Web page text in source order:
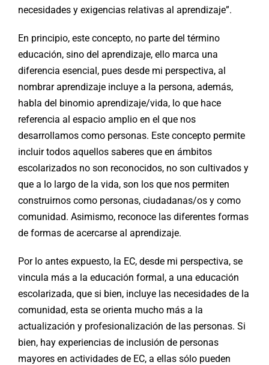
necesidades y exigencias relativas al aprendizaje”.
En principio, este concepto, no parte del término
educación, sino del aprendizaje, ello marca una
diferencia esencial, pues desde mi perspectiva, al
nombrar aprendizaje incluye a la persona, además,
habla del binomio aprendizaje/vida, lo que hace
referencia al espacio amplio en el que nos
desarrollamos como personas. Este concepto permite
incluir todos aquellos saberes que en ámbitos
escolarizados no son reconocidos, no son cultivados y
que a lo largo de la vida, son los que nos permiten
construirnos como personas, ciudadanas/os y como
comunidad. Asimismo, reconoce las diferentes formas
de formas de acercarse al aprendizaje.
Por lo antes expuesto, la EC, desde mi perspectiva, se
vincula más a la educación formal, a una educación
escolarizada, que si bien, incluye las necesidades de la
comunidad, esta se orienta mucho más a la
actualización y profesionalización de las personas. Si
bien, hay experiencias de inclusión de personas
mayores en actividades de EC, a ellas sólo pueden